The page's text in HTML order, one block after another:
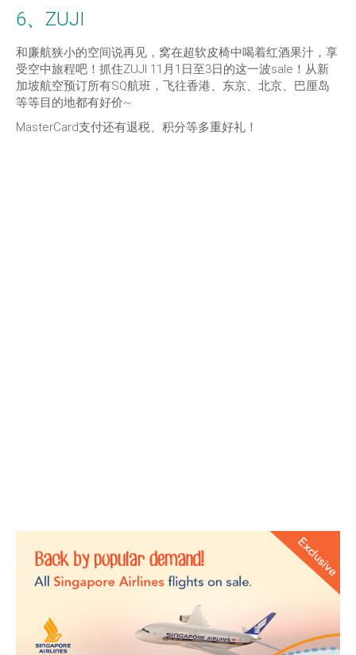
6、ZUJI
和廉航狭小的空间说再见，窝在超软皮椅中喝着红酒果汁，享
受空中旅程吧！抓住ZUJI 11月1日至3日的这一波sale！从新
加坡航空预订所有SQ航班，飞往香港、东京、北京、巴厘岛
等等目的地都有好价~
MasterCard支付还有退税、积分等多重好礼！